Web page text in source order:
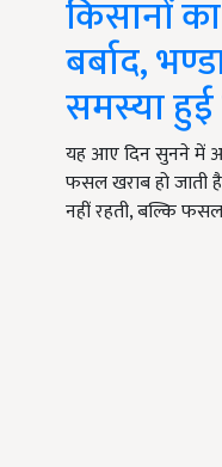
किसानों
बर्बाद,
समस्या
यह आए दिन सुनने में
फसल खराब हो जाती
नहीं रहती, बल्कि